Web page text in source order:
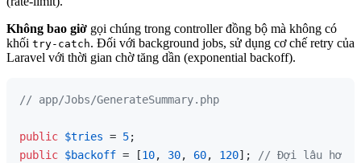
Không bao giờ gọi chúng trong controller đồng bộ mà không có
khối try-catch. Đối với background jobs, sử dụng cơ chế retry của
Laravel với thời gian chờ tăng dần (exponential backoff).
// app/Jobs/GenerateSummary.php
public $tries = 5
public $backoff = [10, 30, 60, 120]; // Đợi lâu hơn